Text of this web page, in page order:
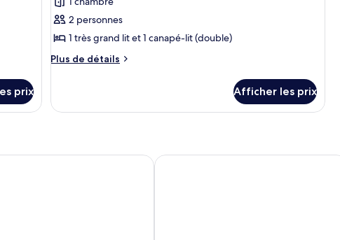
prix
photos
pour
ce
type
de
Suite
Junior,
2 personnes
1 très grand lit et 1 canapé-lit (double)
Plus de détails
Plus
Suite
Afficher les prix
Cammann Carat Hotel Grömitz